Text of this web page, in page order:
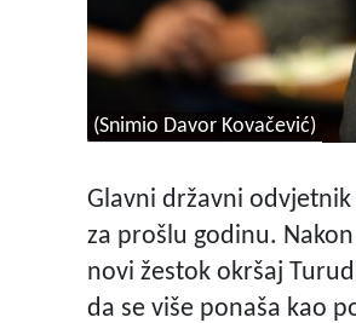
(Snimio Davor Kovačević)
Glavni državni
za prošlu godinu.
novi žestok okršaj
da se više ponaša kao